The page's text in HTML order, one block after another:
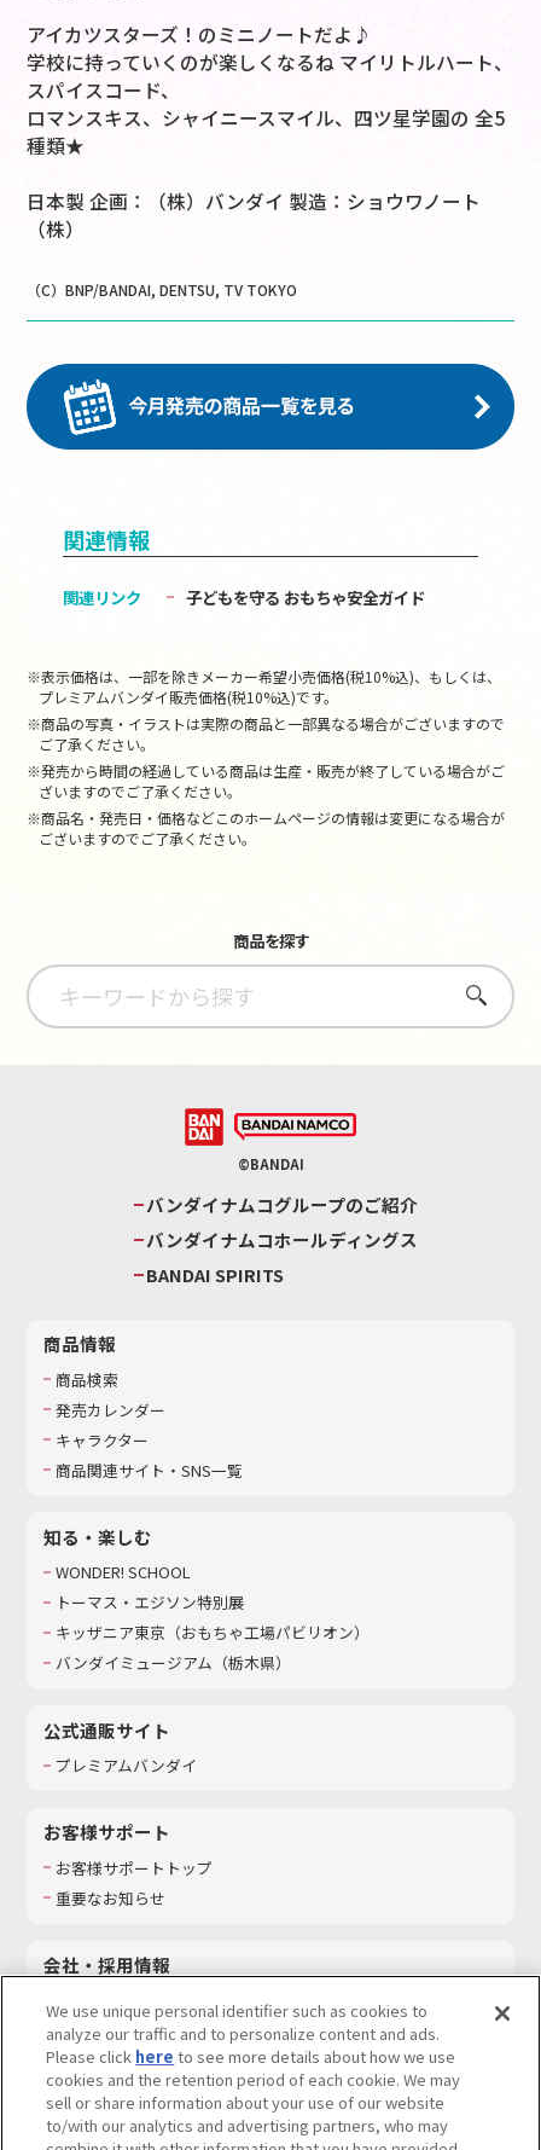
アイカツスターズ！のミニノートだよ♪
学校に持っていくのが楽しくなるね マイリトルハート、
スパイスコード、
ロマンスキス、シャイニースマイル、四ツ星学園の 全5
種類★
日本製 企画：（株）バンダイ 製造：ショウワノート
（株）
（C）BNP/BANDAI, DENTSU, TV TOKYO
関連情報
関連リンク 子どもを守る おもちゃ安全ガイド
※表示価格は、一部を除きメーカー希望小売価格(税10%込)、もしくは、
プレミアムバンダイ販売価格(税10%込)です。
※商品の写真・イラストは実際の商品と一部異なる場合がございますので
ご了承ください。
※発売から時間の経過している商品は生産・販売が終了している場合がご
ざいますのでご了承ください。
※商品名・発売日・価格などこのホームページの情報は変更になる場合が
ございますのでご了承ください。
商品を探す
さがす
©BANDAI
バンダイナムコグループのご紹介
バンダイナムコホールディングス
BANDAI SPIRITS
商品情報
商品検索
発売カレンダー
キャラクター
商品関連サイト・SNS一覧
知る・楽しむ
WONDER! SCHOOL
トーマス・エジソン特別展
キッザニア東京（おもちゃ工場パビリオン）​
バンダイミュージアム（栃木県）
公式通販サイト
プレミアムバンダイ
お客様サポート
お客様サポートトップ
重要なお知らせ
会社・採用情報
採用情報
サステナビリティ
お問い合わせ
We use unique personal identifier such as cookies to
analyze our traffic and to personalize content and ads.
Please click here to see more details about how we use
cookies and the retention period of each cookie. We may
sell or share information about your use of our website
to/with our analytics and advertising partners, who may